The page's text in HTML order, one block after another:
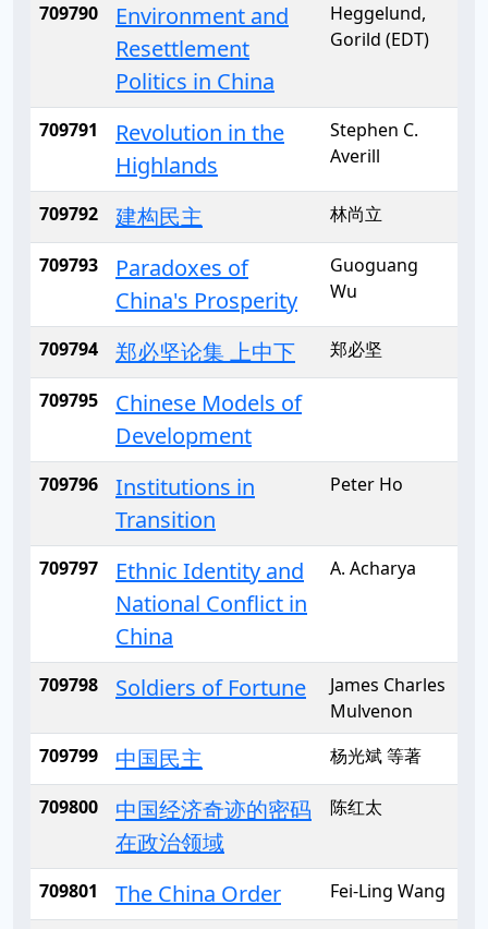
709790
Environment and
Resettlement
Politics in China
Heggelund,
Gorild (EDT)
709791
Revolution in the
Highlands
Stephen C.
Averill
709792 建构民主 林尚立
709793
Paradoxes of
China's Prosperity
Guoguang
Wu
709794 郑必坚论集 上中下 郑必坚
709795
Chinese Models of
Development
709796
Institutions in
Transition
Peter Ho
709797
Ethnic Identity and
National Conflict in
China
A. Acharya
709798 Soldiers of Fortune
James Charles
Mulvenon
709799
中国民主 杨光斌 等著
709800
中国经济奇迹的密码
在政治领域
陈红太
709801 The China Order Fei-Ling Wang